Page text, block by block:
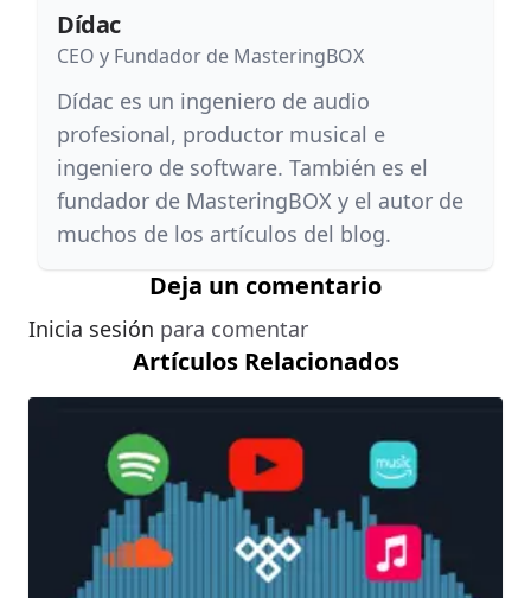
Dídac
CEO y Fundador de MasteringBOX
Dídac es un ingeniero de audio
profesional, productor musical e
ingeniero de software. También es el
fundador de MasteringBOX y el autor de
muchos de los artículos del blog.
Deja un comentario
Inicia sesión para comentar
Artículos Relacionados